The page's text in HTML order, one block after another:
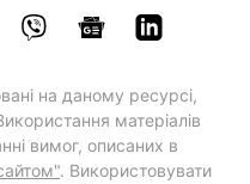
на даному ресурсі,
матеріалів
вимог, описаних в
. Використовувати